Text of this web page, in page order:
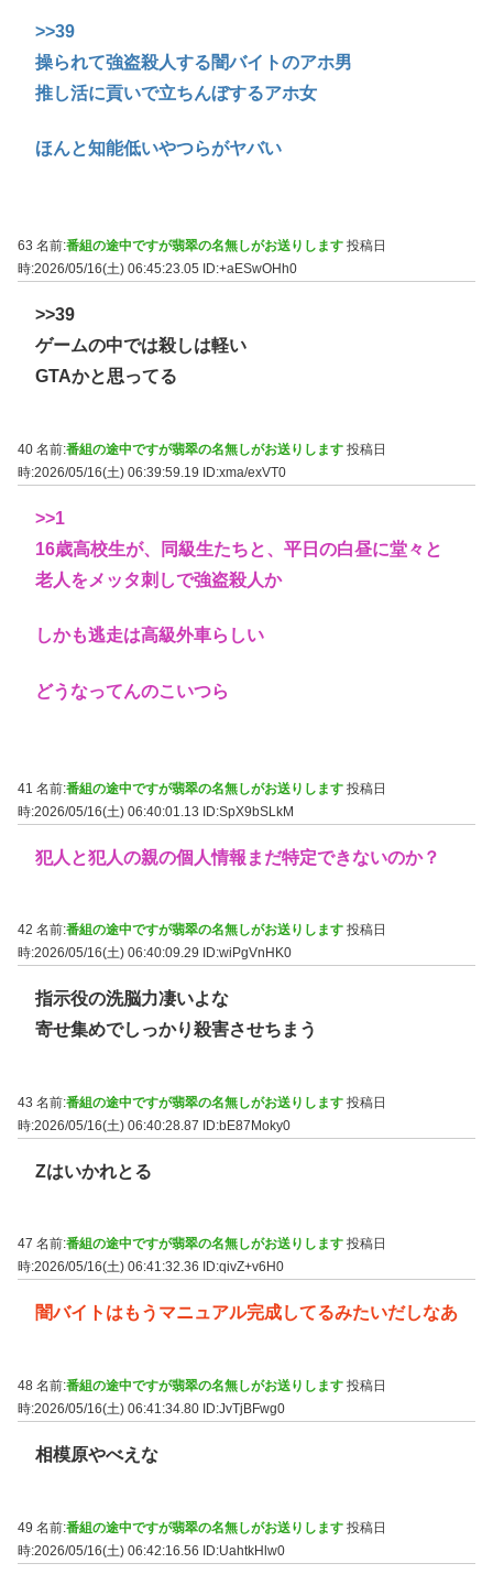
>>39
操られて強盗殺人する闇バイトのアホ男
推し活に貢いで立ちんぼするアホ女
ほんと知能低いやつらがヤバい
63 名前:番組の途中ですが翡翠の名無しがお送りします 投稿日
時:2026/05/16(土) 06:45:23.05
ID:+aESwOHh0
>>39
ゲームの中では殺しは軽い
GTAかと思ってる
40 名前:番組の途中ですが翡翠の名無しがお送りします 投稿日
時:2026/05/16(土) 06:39:59.19 ID:xma/exVT0
>>1
16歳高校生が、同級生たちと、平日の白昼に堂々と
老人をメッタ刺しで強盗殺人か
しかも逃走は高級外車らしい
どうなってんのこいつら
41 名前:番組の途中ですが翡翠の名無しがお送りします 投稿日
時:2026/05/16(土) 06:40:01.13 ID:SpX9bSLkM
犯人と犯人の親の個人情報まだ特定できないのか？
42 名前:番組の途中ですが翡翠の名無しがお送りします 投稿日
時:2026/05/16(土) 06:40:09.29
ID:wiPgVnHK0
指示役の洗脳力凄いよな
寄せ集めでしっかり殺害させちまう
43 名前:番組の途中ですが翡翠の名無しがお送りします 投稿日
時:2026/05/16(土) 06:40:28.87 ID:bE87Moky0
Zはいかれとる
47 名前:番組の途中ですが翡翠の名無しがお送りします 投稿日
時:2026/05/16(土) 06:41:32.36
ID:qivZ+v6H0
闇バイトはもうマニュアル完成してるみたいだしなあ
48 名前:番組の途中ですが翡翠の名無しがお送りします 投稿日
時:2026/05/16(土) 06:41:34.80 ID:JvTjBFwg0
相模原やべえな
49 名前:番組の途中ですが翡翠の名無しがお送りします 投稿日
時:2026/05/16(土) 06:42:16.56 ID:UahtkHlw0